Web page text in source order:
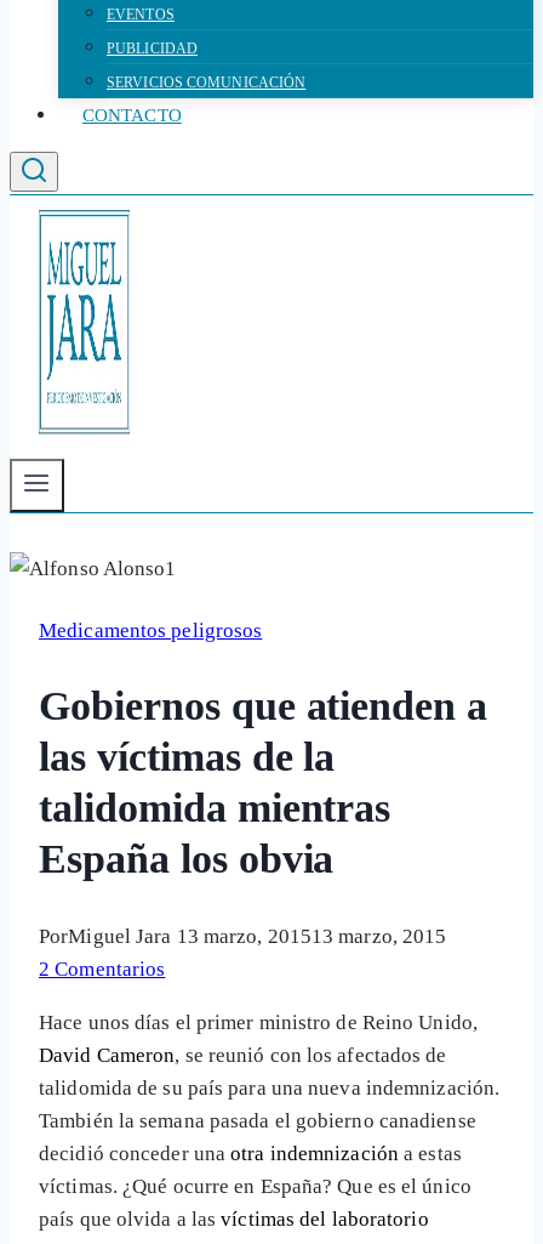
EVENTOS
PUBLICIDAD
SERVICIOS COMUNICACIÓN
CONTACTO
Medicamentos peligrosos
Gobiernos que atienden a
las víctimas de la
talidomida mientras
España los obvia
PorMiguel Jara 13 marzo, 201513 marzo, 2015
2 Comentarios
Hace unos días el primer ministro de Reino Unido,
David Cameron, se reunió con los afectados de
talidomida de su país para una nueva indemnización.
También la semana pasada el gobierno canadiense
decidió conceder unaotra indemnización a estas
víctimas. ¿Qué ocurre en España? Que es el único
país que olvida a lasvíctimas del laboratorio